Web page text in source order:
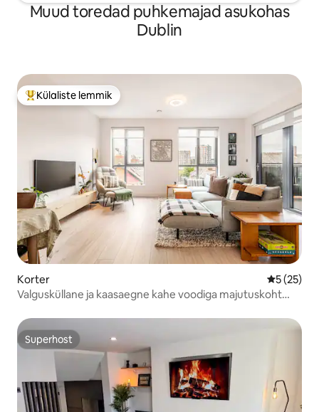
Muud toredad puhkemajad asukohas
Dublin
Külaliste suur lemmik
Külaliste lemmik
Korter Keskmine
5 (25)
Valgusküllane ja kaasaegne kahe voodiga majutuskoht
Superhost
Superhost